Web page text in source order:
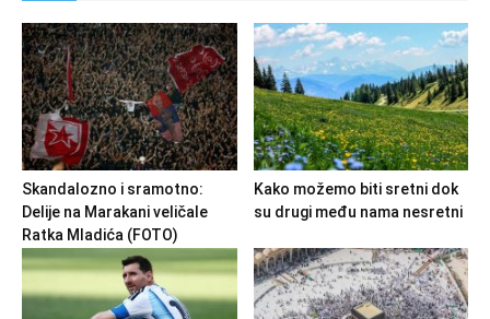
Skandalozno i sramotno:
Delije na Marakani veličale
Ratka Mladića (FOTO)
Kako možemo biti sretni dok
su drugi među nama nesretni